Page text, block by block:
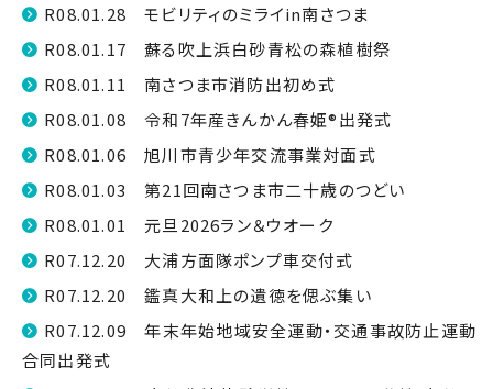
R08.01.28 モビリティのミライin南さつま
R08.01.17 蘇る吹上浜白砂青松の森植樹祭
R08.01.11 南さつま市消防出初め式
R08.01.08 令和7年産きんかん春姫®出発式
R08.01.06 旭川市青少年交流事業対面式
R08.01.03 第21回南さつま市二十歳のつどい
R08.01.01 元旦2026ラン＆ウオーク
R07.12.20 大浦方面隊ポンプ車交付式
R07.12.20 鑑真大和上の遺徳を偲ぶ集い
R07.12.09 年末年始地域安全運動・交通事故防止運動
合同出発式